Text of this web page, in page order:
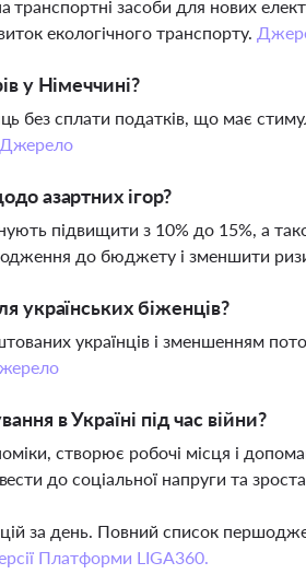
транспортні засоби для нових
екологічного транспорту.
у Німеччині?
без сплати податків, що має
Джерело
азартних ігор?
підвищити з 10% до 15%, а
до бюджету і зменшити
українських біженців?
українців і зменшенням
в Україні під час війни?
створює робочі місця і
до соціальної напруги та
за день. Повний список
Платформи LIGA360.